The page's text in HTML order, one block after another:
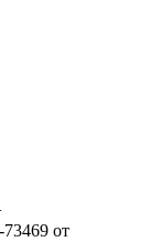
от